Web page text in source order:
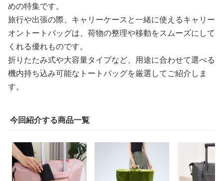
めの特集です。
旅行や出張の際、キャリーケースと一緒に使えるキャリー
オントートバッグは、荷物の整理や移動をスムーズにして
くれる優れものです。
折りたたみ式や大容量タイプなど、用途に合わせて選べる
機内持ち込み可能なトートバッグを厳選してご紹介しま
す。
今回紹介する商品一覧